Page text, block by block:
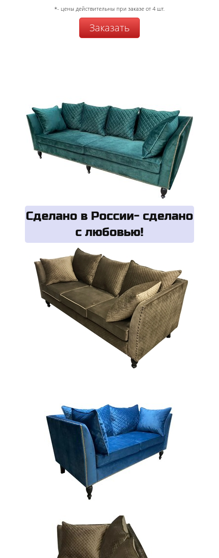
*- цены действительны при заказе от 4 шт.
Заказать
Сделано в России- сделано
с любовью!